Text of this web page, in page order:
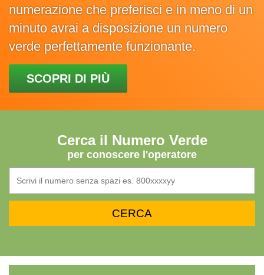
numerazione che preferisci e in meno di un
minuto avrai a disposizione un numero
verde perfettamente funzionante.
SCOPRI DI PIÙ
Cerca il Numero Verde
per conoscere l'operatore